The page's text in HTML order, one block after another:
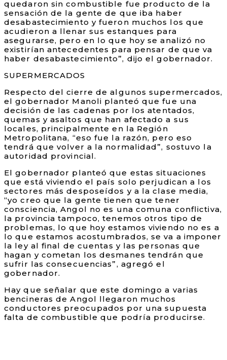
quedaron sin combustible fue producto de la
sensación de la gente de que iba haber
desabastecimiento y fueron muchos los que
acudieron a llenar sus estanques para
asegurarse, pero en lo que hoy se analizó no
existirían antecedentes para pensar de que va
haber desabastecimiento”, dijo el gobernador.
SUPERMERCADOS
Respecto del cierre de algunos supermercados,
el gobernador Manoli planteó que fue una
decisión de las cadenas por los atentados,
quemas y asaltos que han afectado a sus
locales, principalmente en la Región
Metropolitana, “eso fue la razón, pero eso
tendrá que volver a la normalidad”, sostuvo la
autoridad provincial.
El gobernador planteó que estas situaciones
que está viviendo el país solo perjudican a los
sectores más desposeídos y a la clase media,
“yo creo que la gente tienen que tener
consciencia, Angol no es una comuna conflictiva,
la provincia tampoco, tenemos otros tipo de
problemas, lo que hoy estamos viviendo no es a
lo que estamos acostumbrados, se va a imponer
la ley al final de cuentas y las personas que
hagan y cometan los desmanes tendrán que
sufrir las consecuencias”, agregó el
gobernador.
Hay que señalar que este domingo a varias
bencineras de Angol llegaron muchos
conductores preocupados por una supuesta
falta de combustible que podría producirse.